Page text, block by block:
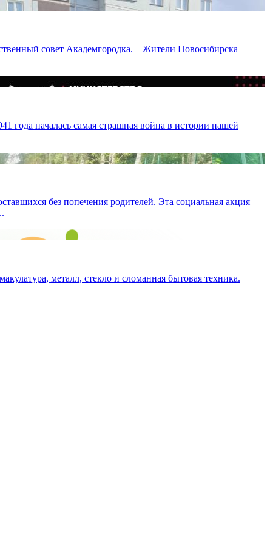
совет Академгородка. – Жители Новосибирска
года началась самая страшная война в истории нашей
без попечения родителей. Эта социальная акция
металл, стекло и сломанная бытовая техника.